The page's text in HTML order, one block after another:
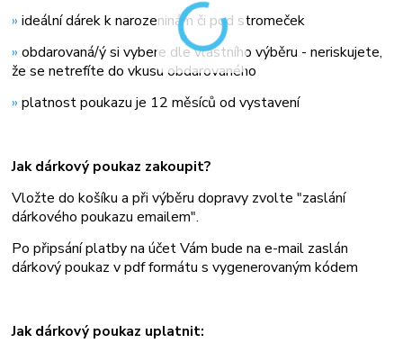
» ideální dárek k narozeninám či pod stromeček
» obdarovaná/ý si vybere dle vlastního výběru - neriskujete,
že se netrefíte do vkusu obdarovaného
» platnost poukazu je 12 měsíců od vystavení
Jak dárkový poukaz zakoupit?
Vložte do košíku a při výběru dopravy zvolte "zaslání
dárkového poukazu emailem".
Po připsání platby na účet Vám bude na e-mail zaslán
dárkový poukazv pdf formátu s vygenerovaným kódem
Jak dárkový poukaz uplatnit: